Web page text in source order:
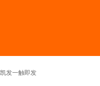
凯发一触即发